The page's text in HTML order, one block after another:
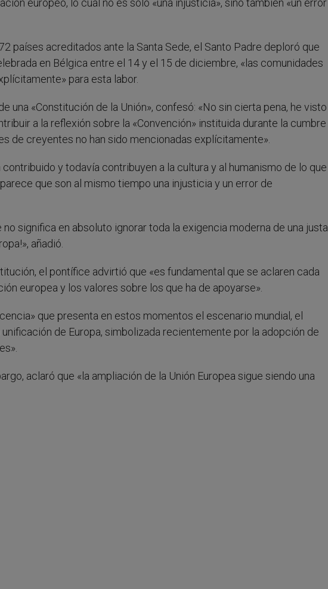
europeo, lo cual no es sólo «una injusticia», sino también «un error
países acreditados ante la Santa Sede, el Santo Padre deploró que
en Bélgica entre el 14 y el 15 de diciembre, «las comunidades
para esta labor.
una «Constitución de la Unión», confesó: «No sin cierta pena, he visto
a la reflexión sobre la «Convención» instituida durante la cumbre
de creyentes no han sido mencionadas explícitamente».
y todavía contribuyen a la cultura y al humanismo de lo que
que son al mismo tiempo una injusticia y un error de
significa en absoluto ignorar toda la exigencia moderna de una justa
añadió.
el pontífice advirtió que «es fundamental que se aclaren cada
europea y los valores sobre los que ha de apoyarse».
que presenta en estos momentos el escenario mundial, el
de Europa, simbolizada recientemente por la adopción de
aclaró que «la ampliación de la Unión Europea sigue siendo una